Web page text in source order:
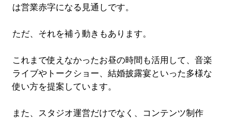
は営業赤字になる見通しです。
ただ、それを補う動きもあります。
これまで使えなかったお昼の時間も活用して、音楽
ライブやトークショー、結婚披露宴といった多様な
使い方を提案しています。
また、スタジオ運営だけでなく、コンテンツ制作